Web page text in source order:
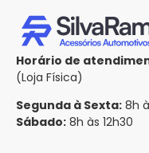
Horário de
(Loja Física)
Segunda à Sexta: 8h
Sábado: 8h às 12h30